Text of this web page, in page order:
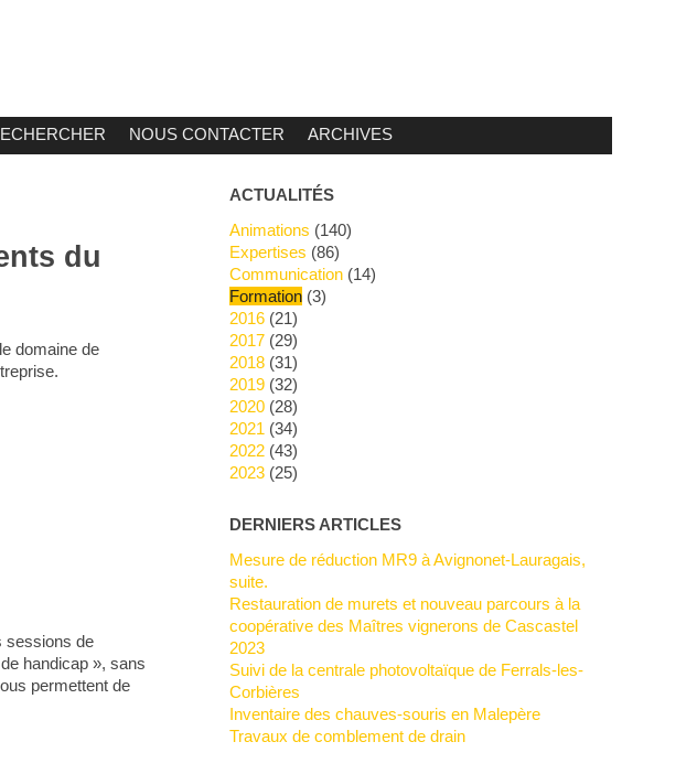
NOUS CONTACTER ARCHIVES
du
domaine de
sessions de
handicap », sans
permettent de
ACTUALITÉS
Animations (140)
Expertises (86)
Communication (14)
Formation (3)
2016 (21)
2017 (29)
2018 (31)
2019 (32)
2020 (28)
2021 (34)
2022 (43)
2023 (25)
DERNIERS ARTICLES
Mesure de réduction MR9 à Avignonet-Lauragais,
suite.
Restauration de murets et nouveau parcours à la
coopérative des Maîtres vignerons de Cascastel
2023
Suivi de la centrale photovoltaïque de Ferrals-les-
Corbières
Inventaire des chauves-souris en Malepère
Travaux de comblement de drain